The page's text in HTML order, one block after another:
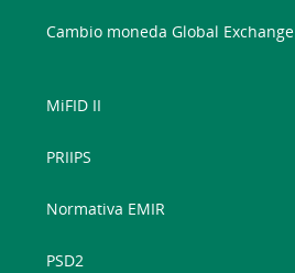
Cambio moneda Global Exchange
MiFID II
PRIIPS
Normativa EMIR
PSD2